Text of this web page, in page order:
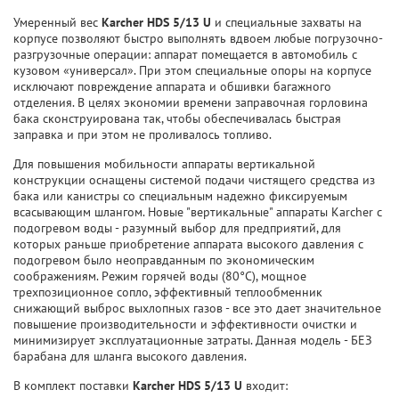
Умеренный вес Karcher HDS 5/13 U и специальные захваты на
корпусе позволяют быстро выполнять вдвоем любые погрузочно-
разгрузочные операции: аппарат помещается в автомобиль с
кузовом «универсал». При этом специальные опоры на корпусе
исключают повреждение аппарата и обшивки багажного
отделения. В целях экономии времени заправочная горловина
бака сконструирована так, чтобы обеспечивалась быстрая
заправка и при этом не проливалось топливо.
Для повышения мобильности аппараты вертикальной
конструкции оснащены системой подачи чистящего средства из
бака или канистры со специальным надежно фиксируемым
всасывающим шлангом. Новые "вертикальные" аппараты Karcher с
подогревом воды - разумный выбор для предприятий, для
которых раньше приобретение аппарата высокого давления с
подогревом было неоправданным по экономическим
соображениям. Режим горячей воды (80°C), мощное
трехпозиционное сопло, эффективный теплообменник
снижающий выброс выхлопных газов - все это дает значительное
повышение производительности и эффективности очистки и
минимизирует эксплуатационные затраты. Данная модель - БЕЗ
барабана для шланга высокого давления.
В комплект поставки Karcher HDS 5/13 U входит: